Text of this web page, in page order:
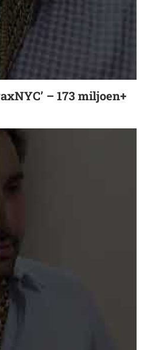
– 173 miljoen+